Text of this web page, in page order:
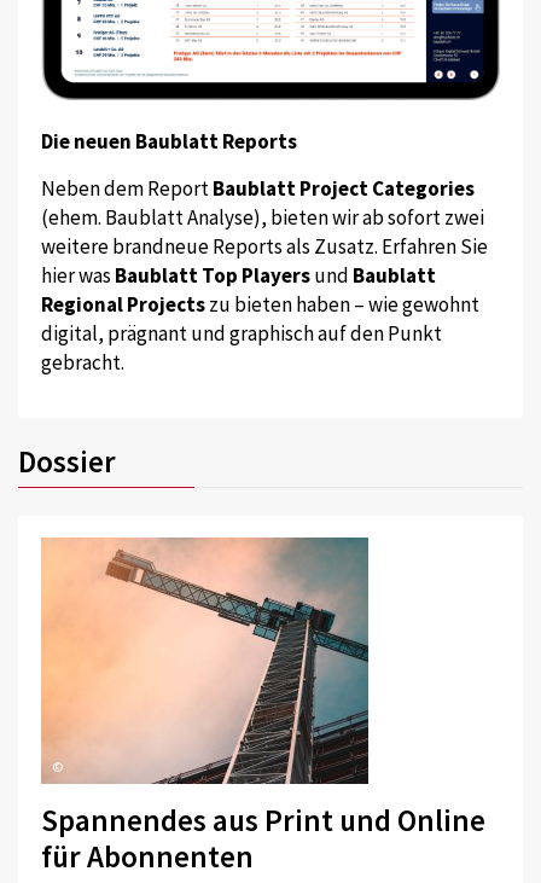
Die neuen Baublatt Reports
Neben dem ReportBaublatt Project Categories
(ehem. Baublatt Analyse), bieten wir ab sofort zwei
weitere brandneue Reports als Zusatz. Erfahren Sie
hier was Baublatt Top Playersund Baublatt
Regional Projectszu bieten haben – wie gewohnt
digital, prägnant und graphisch auf den Punkt
gebracht.
Dossier
©
Spannendes aus Print und Online
für Abonnenten